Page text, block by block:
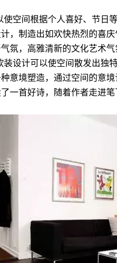
使空间根据个人喜好、节日
，制造出如欢快热烈的喜
氛，高雅清新的文化艺术
装设计可以使空间散发出独
意境塑造，通过空间的意
一首好诗，随着作者走进